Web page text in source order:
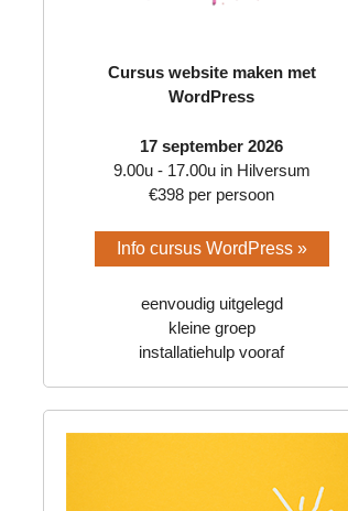
Cursus website maken met
WordPress
17 september 2026
9.00u - 17.00u in Hilversum
€398 per persoon
Info cursus WordPress »
eenvoudig uitgelegd
kleine groep
installatiehulp vooraf